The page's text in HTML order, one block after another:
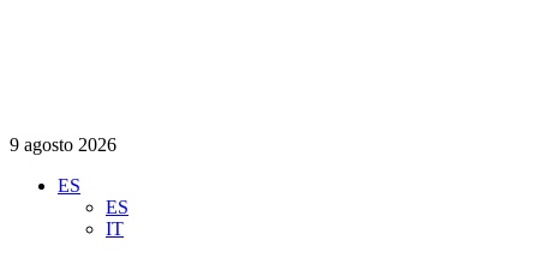
9 agosto 2026
ES
ES
IT